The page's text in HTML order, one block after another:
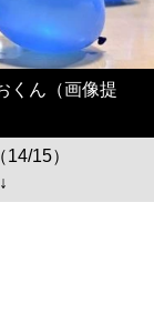
くん（画像提
15）